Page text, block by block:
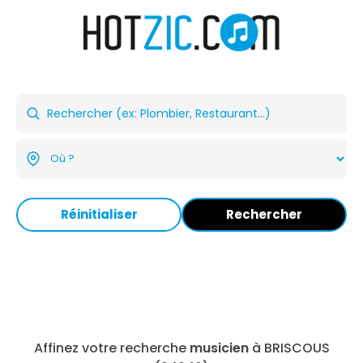
Réinitialiser Rechercher
Affinez votre recherche musicienà BRISCOUS